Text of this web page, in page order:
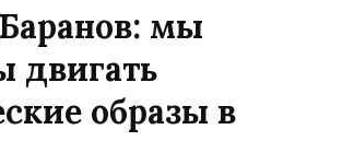
мы
двигать
образы в